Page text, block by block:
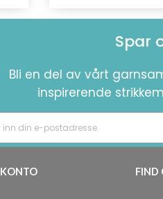
Spar
Bli en del av vårt
inspirerende
KONTO FIND